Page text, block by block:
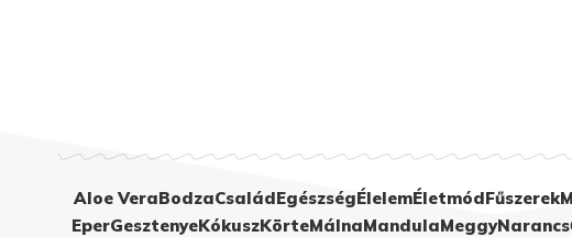
Aloe VeraBodzaCsaládEgészségÉlelemÉletmódFűszerek
EperGesztenyeKókuszKörteMálnaMandulaMeggyNarancs